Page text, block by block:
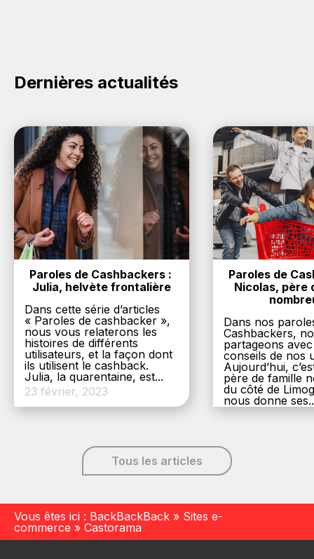
Dernières actualités
Paroles de Cashbackers :
Julia, helvète frontalière
Dans cette série d’articles
« Paroles de cashbacker »,
nous vous relaterons les
histoires de différents
utilisateurs, et la façon dont
ils utilisent le cashback.
Julia, la quarentaine, est...
23 février, 2023
Paroles de
Nicolas, père
Dans nos
Cashbackers,
partageons
conseils de nos
Aujourd’hui,
père de famille
du côté de
nous donne
Tous les articles
Vous êtes ici : BackBackBack » Sites e-
commerce » Castorama